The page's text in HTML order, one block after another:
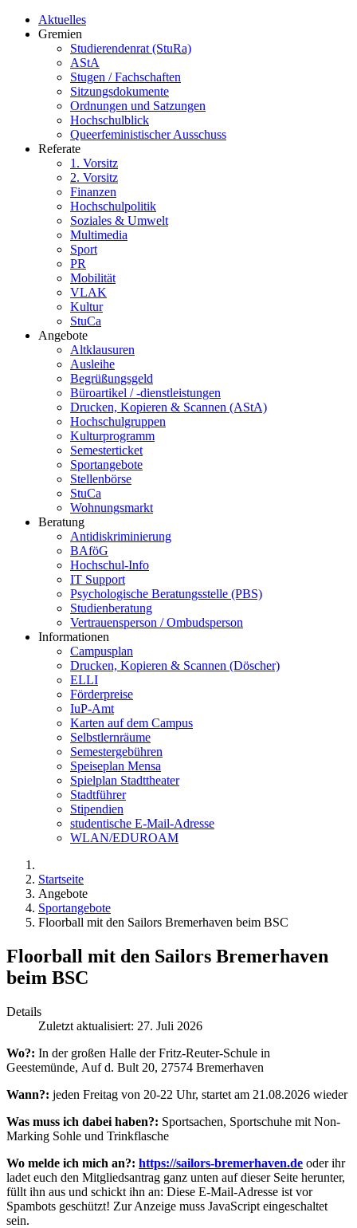
Aktuelles
Gremien
Studierendenrat (StuRa)
AStA
Stugen / Fachschaften
Sitzungsdokumente
Ordnungen und Satzungen
Hochschulblick
Queerfeministischer Ausschuss
Referate
1. Vorsitz
2. Vorsitz
Finanzen
Hochschulpolitik
Soziales & Umwelt
Multimedia
Sport
PR
Mobilität
VLAK
Kultur
StuCa
Angebote
Altklausuren
Ausleihe
Begrüßungsgeld
Büroartikel / -dienstleistungen
Drucken, Kopieren & Scannen (AStA)
Hochschulgruppen
Kulturprogramm
Semesterticket
Sportangebote
Stellenbörse
StuCa
Wohnungsmarkt
Beratung
Antidiskriminierung
BAföG
Hochschul-Info
IT Support
Psychologische Beratungsstelle (PBS)
Studienberatung
Vertrauensperson / Ombudsperson
Informationen
Campusplan
Drucken, Kopieren & Scannen (Döscher)
ELLI
Förderpreise
IuP-Amt
Karten auf dem Campus
Selbstlernräume
Semestergebühren
Speiseplan Mensa
Spielplan Stadttheater
Stadtführer
Stipendien
studentische E-Mail-Adresse
WLAN/EDUROAM
Startseite
Angebote
Sportangebote
Floorball mit den Sailors Bremerhaven beim BSC
Floorball mit den Sailors Bremerhaven
beim BSC
Details
Zuletzt aktualisiert: 27. Juli 2026
Wo?: In der großen Halle der Fritz-Reuter-Schule in
Geestemünde, Auf d. Bult 20, 27574 Bremerhaven
Wann?: jeden Freitag von 20-22 Uhr, startet am 21.08.2026 wieder
Was muss ich dabei haben?: Sportsachen, Sportschuhe mit Non-
Marking Sohle und Trinkflasche
Wo melde ich mich an?: https://sailors-bremerhaven.de oder ihr
ladet euch den Mitgliedsantrag ganz unten auf dieser Seite herunter,
füllt ihn aus und schickt ihn an: Diese E-Mail-Adresse ist vor
Spambots geschützt! Zur Anzeige muss JavaScript eingeschaltet
sein.